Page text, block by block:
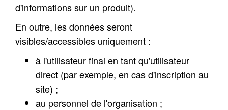
d'informations sur un produit).
En outre, les données seront
visibles/accessibles uniquement :
à l'utilisateur final en tant qu'utilisateur
direct (par exemple, en cas d'inscription au
site) ;
au personnel de l'organisation ;